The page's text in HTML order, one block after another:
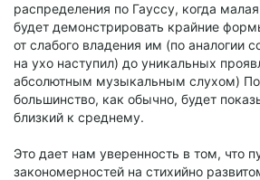
распределения по Гауссу, когда
будет демонстрировать крайние
от слабого владения им (по аналогии
на ухо наступил) до уникальных
абсолютным музыкальным слухом)
большинство, как обычно, будет
близкий к среднему.
Это дает нам уверенность в том, что
закономерностей на стихийно